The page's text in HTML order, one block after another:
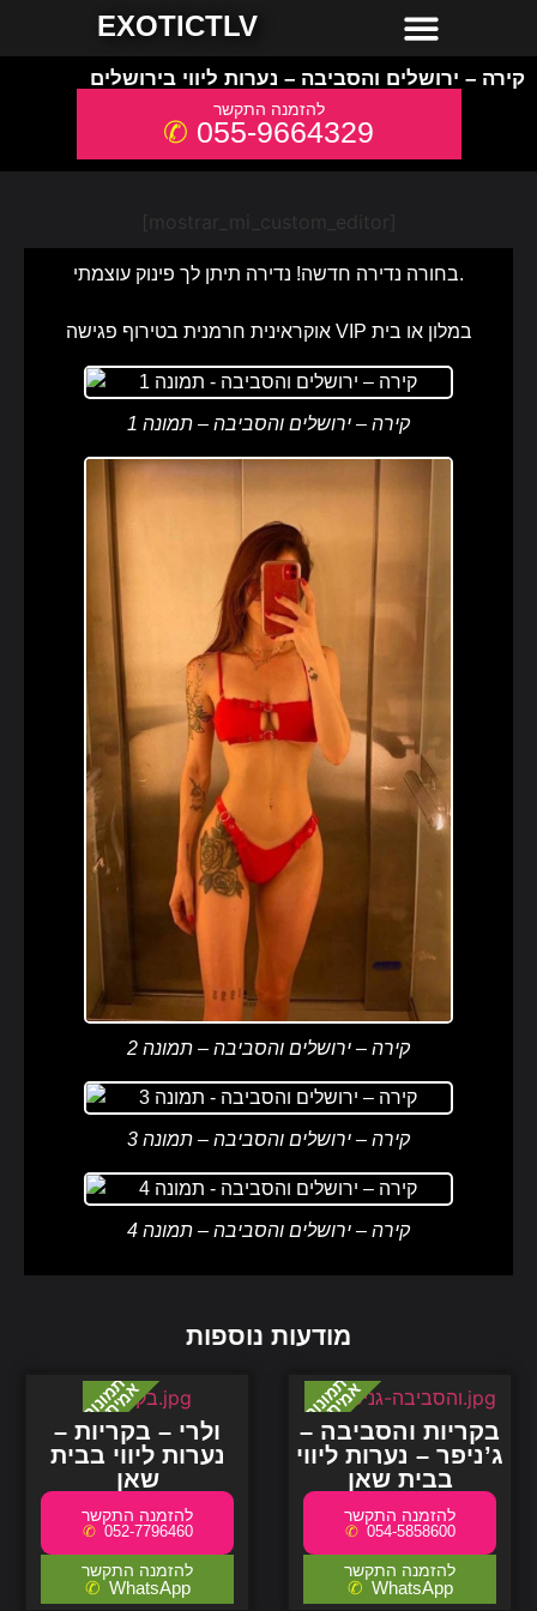
EXOTICTLV
קירה – ירושלים והסביבה – נערות ליווי בירושלים
055-9664329
[mostrar_mi_custom_editor]
בחורה נדירה חדשה! נדירה תיתן לך פינוק עוצמתי.
אוקראינית חרמנית בטירוף פגישה VIP במלון או בית
קירה – ירושלים והסביבה – תמונה 1
קירה – ירושלים והסביבה – תמונה 2
קירה – ירושלים והסביבה – תמונה 3
קירה – ירושלים והסביבה – תמונה 4
מודעות נוספות
ולרי – בקריות –
נערות ליווי בבית
שאן
052-7796460
WhatsApp
בקריות והסביבה –
ג’ניפר – נערות ליווי
בבית שאן
054-5858600
WhatsApp